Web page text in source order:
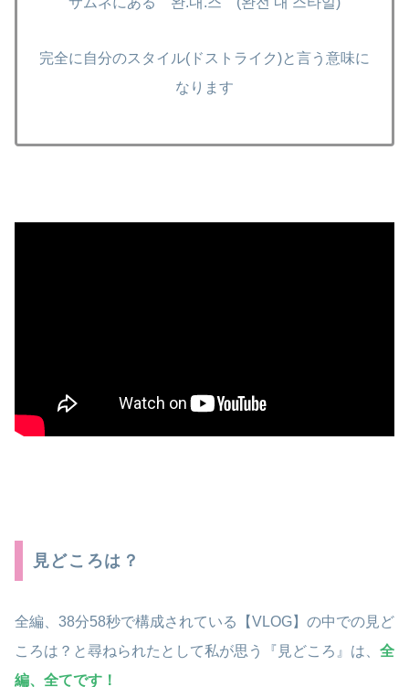
完全に自分のスタイル(ドストライク)と言う意味に
なります
見どころは？
全編、38分58秒で構成されている【VLOG】の中での見ど
ころは？と尋ねられたとして私が思う『見どころ』は、 全
編、全てです！